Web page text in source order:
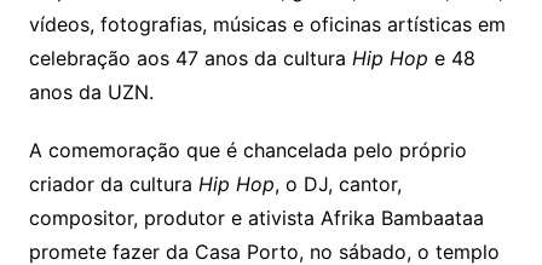
vídeos, fotografias, músicas e oficinas artísticas em
celebração aos 47 anos da cultura Hip Hop e 48
anos da UZN.
A comemoração que é chancelada pelo próprio
criador da cultura Hip Hop, o DJ, cantor,
compositor, produtor e ativista Afrika Bambaataa
promete fazer da Casa Porto, no sábado, o templo